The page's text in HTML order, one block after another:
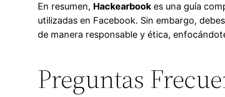
En resumen, Hackearbook es una guía
utilizadas en Facebook. Sin embargo,
de manera responsable y ética,
Preguntas